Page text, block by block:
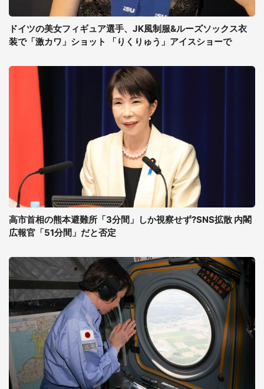
ドイツの美女フィギュア選手、JK風制服&ルーズソックス衣
装で「激カワ」ショット 「りくりゅう」アイスショーで
高市首相の熊本避難所「3分間」しか視察せず?SNS拡散 内閣
広報官「51分間」だと否定